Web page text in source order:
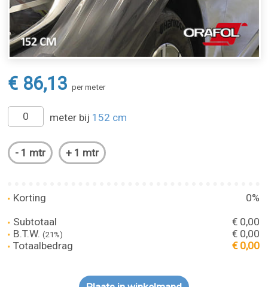
€ 86,13 per meter
meter bij 152 cm
Korting
0%
Subtotaal
€ 0,00
B.T.W.(21%)
€ 0,00
Totaalbedrag
€ 0,00